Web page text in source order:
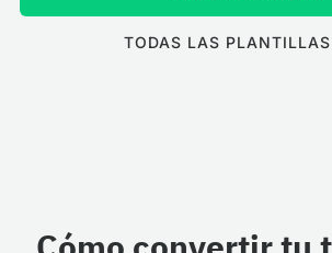
TODAS LAS PLANTILLAS